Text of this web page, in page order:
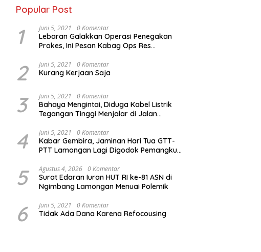
Popular Post
1 Juni 5, 2021 0 Komentar
Lebaran Galakkan Operasi Penegakan
Prokes, Ini Pesan Kabag Ops Res
2 Juni 5, 2021 0 Komentar
Kurang Kerjaan Saja
3 Juni 5, 2021 0 Komentar
Bahaya Mengintai, Diduga Kabel Listrik
Tegangan Tinggi Menjalar di Jalan
4 Juni 5, 2021 0 Komentar
Kabar Gembira, Jaminan Hari Tua GTT-
PTT Lamongan Lagi Digodok Pemangku
5 Agustus 4, 2026 0 Komentar
Surat Edaran Iuran HUT RI ke-81 ASN di
Ngimbang Lamongan Menuai Polemik
6 Juni 5, 2021 0 Komentar
Tidak Ada Dana Karena Refocousing